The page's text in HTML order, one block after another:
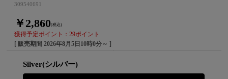
309540691
￥2,860(税込)
獲得予定ポイント：29ポイント
[ 販売期間 2026年8月5日10時0分～ ]
Silver(シルバー)